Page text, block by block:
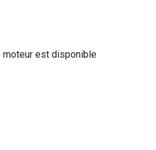
moteur est disponible